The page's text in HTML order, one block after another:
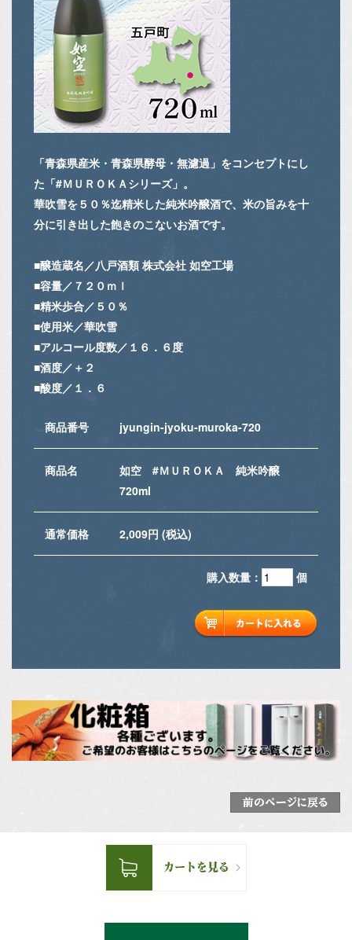
「青森県産米・青森県酵母・無濾過」をコンセプトにし
た「#ＭＵＲＯＫＡシリーズ」。
華吹雪を５０％迄精米した純米吟醸酒で、米の旨みを十
分に引き出した飽きのこないお酒です。
■醸造蔵名／八戸酒類 株式会社 如空工場
■容量／７２０ｍｌ
■精米歩合／５０％
■使用米／華吹雪
■アルコール度数／１６．６度
■酒度／＋２
■酸度／１．６
商品番号 jyungin-jyoku-muroka-720
商品名
如空 #ＭＵＲＯＫＡ 純米吟醸
720ml
通常価格 2,009円 (税込)
購入数量： 個
前のページに戻る